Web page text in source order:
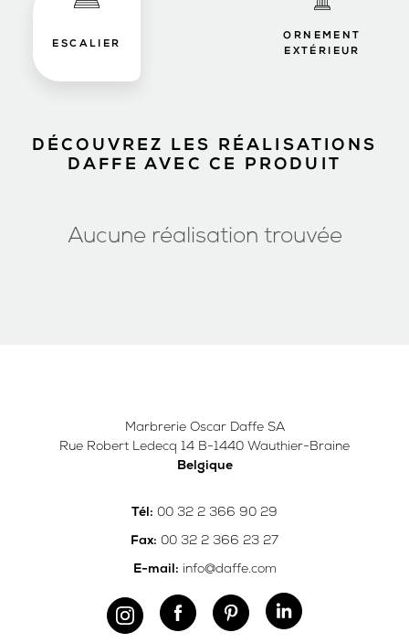
ESCALIER
ORNEMENT
EXTÉRIEUR
DÉCOUVREZ LES RÉALISATIONS
DAFFE AVEC CE PRODUIT
Aucune réalisation trouvée
Marbrerie Oscar Daffe SA
Rue Robert Ledecq 14 B-1440 Wauthier-Braine
Belgique
Tél: 00 32 2 366 90 29
Fax: 00 32 2 366 23 27
E-mail: info@daffe.com